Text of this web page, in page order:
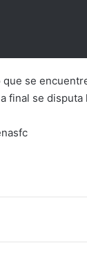
que se
final se